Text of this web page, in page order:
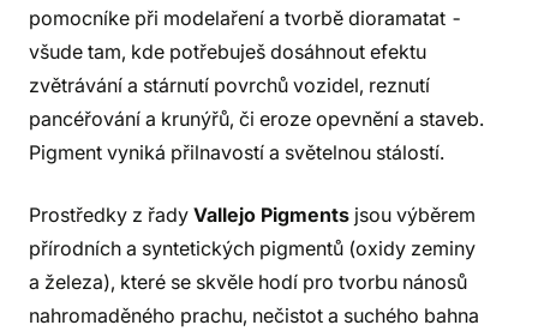
pomocníke při modelaření a tvorbě dioramatat -
všude tam, kde potřebuješ dosáhnout efektu
zvětrávání a stárnutí povrchů vozidel, reznutí
pancéřování a krunýřů, či eroze opevnění a staveb.
Pigment vyniká přilnavostí a světelnou stálostí.
Prostředky z řady Vallejo Pigments jsou výběrem
přírodních a syntetických pigmentů (oxidy zeminy
a železa), které se skvěle hodí pro tvorbu nánosů
nahromaděného prachu, nečistot a suchého bahna